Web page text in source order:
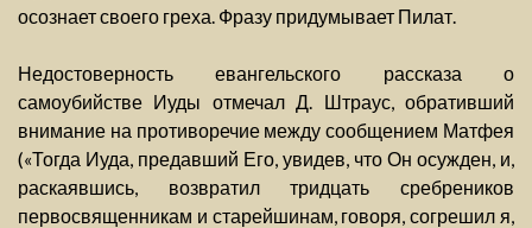
осознает своего греха. Фразу придумывает Пилат.
Недостоверность евангельского рассказа о
самоубийстве Иуды отмечал Д. Штраус, обративший
внимание на противоречие между сообщением Матфея
(«Тогда Иуда, предавший Его, увидев, что Он осужден, и,
раскаявшись, возвратил тридцать сребреников
первосвященникам и старейшинам, говоря, согрешил я,